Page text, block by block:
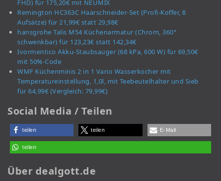
FHD) für 175,20€ mit NEUMIX
Remington HC363C Haarschneider-Set (Profi-Koffer, 8
Aufsätze) für 21,99€ statt 29,98€
hansgrohe Talis M54 Küchenarmatur (Chrom, 360°
schwenkbar) für 123,23€ statt 142,34€
Ivormentico Akku-Staubsauger (68 kPa, 600 W) für 69,50€
mit 50%-Code
WMF Küchenminis 2 in 1 Vario Wasserkocher mit
Temperatureinstellung, 1,0l, mit Teebeutelhalter und Sieb
für 64,99€ (Vergleich: 79,99€)
Social Media / Teilen
teilen teilen E-Mail
teilen
Über dealgott.de